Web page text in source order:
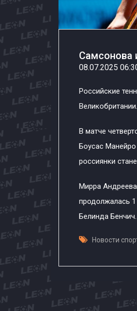
Самсонова
08.07.2025
Российские
Великобритании.
В матче
Боусас
россиянки
Мирра
продолжалась
Белинда Бенчич.
Новости